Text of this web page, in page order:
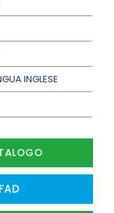
INGLESE